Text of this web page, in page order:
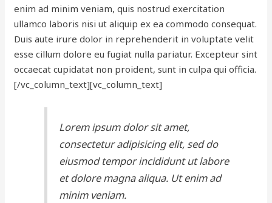
enim ad minim veniam, quis nostrud exercitation
ullamco laboris nisi ut aliquip ex ea commodo consequat.
Duis aute irure dolor in reprehenderit in voluptate velit
esse cillum dolore eu fugiat nulla pariatur. Excepteur sint
occaecat cupidatat non proident, sunt in culpa qui officia.
[/vc_column_text][vc_column_text]
Lorem ipsum dolor sit amet,
consectetur adipisicing elit, sed do
eiusmod tempor incididunt ut labore
et dolore magna aliqua. Ut enim ad
minim veniam.